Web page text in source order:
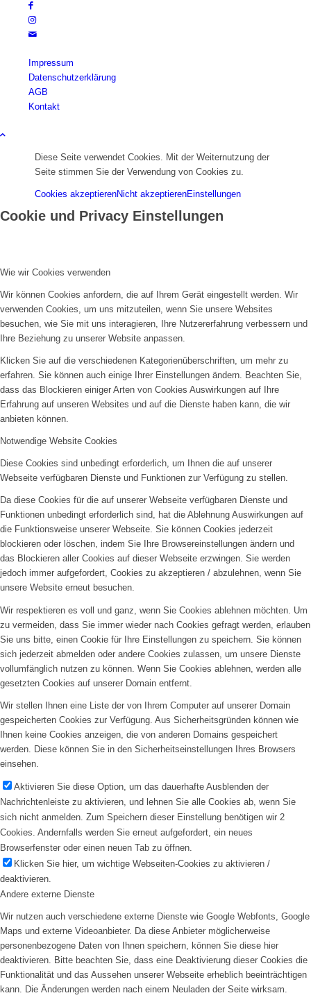
Impressum
Datenschutzerklärung
AGB
Kontakt
Diese Seite verwendet Cookies. Mit der Weiternutzung der
Seite stimmen Sie der Verwendung von Cookies zu.
Cookies akzeptierenNicht akzeptierenEinstellungen
Cookie und Privacy Einstellungen
Wie wir Cookies verwenden
Wir können Cookies anfordern, die auf Ihrem Gerät eingestellt werden. Wir
verwenden Cookies, um uns mitzuteilen, wenn Sie unsere Websites
besuchen, wie Sie mit uns interagieren, Ihre Nutzererfahrung verbessern und
Ihre Beziehung zu unserer Website anpassen.
Klicken Sie auf die verschiedenen Kategorienüberschriften, um mehr zu
erfahren. Sie können auch einige Ihrer Einstellungen ändern. Beachten Sie,
dass das Blockieren einiger Arten von Cookies Auswirkungen auf Ihre
Erfahrung auf unseren Websites und auf die Dienste haben kann, die wir
anbieten können.
Notwendige Website Cookies
Diese Cookies sind unbedingt erforderlich, um Ihnen die auf unserer
Webseite verfügbaren Dienste und Funktionen zur Verfügung zu stellen.
Da diese Cookies für die auf unserer Webseite verfügbaren Dienste und
Funktionen unbedingt erforderlich sind, hat die Ablehnung Auswirkungen auf
die Funktionsweise unserer Webseite. Sie können Cookies jederzeit
blockieren oder löschen, indem Sie Ihre Browsereinstellungen ändern und
das Blockieren aller Cookies auf dieser Webseite erzwingen. Sie werden
jedoch immer aufgefordert, Cookies zu akzeptieren / abzulehnen, wenn Sie
unsere Website erneut besuchen.
Wir respektieren es voll und ganz, wenn Sie Cookies ablehnen möchten. Um
zu vermeiden, dass Sie immer wieder nach Cookies gefragt werden, erlauben
Sie uns bitte, einen Cookie für Ihre Einstellungen zu speichern. Sie können
sich jederzeit abmelden oder andere Cookies zulassen, um unsere Dienste
vollumfänglich nutzen zu können. Wenn Sie Cookies ablehnen, werden alle
gesetzten Cookies auf unserer Domain entfernt.
Wir stellen Ihnen eine Liste der von Ihrem Computer auf unserer Domain
gespeicherten Cookies zur Verfügung. Aus Sicherheitsgründen können wie
Ihnen keine Cookies anzeigen, die von anderen Domains gespeichert
werden. Diese können Sie in den Sicherheitseinstellungen Ihres Browsers
einsehen.
Aktivieren Sie diese Option, um das dauerhafte Ausblenden der
Nachrichtenleiste zu aktivieren, und lehnen Sie alle Cookies ab, wenn Sie
sich nicht anmelden. Zum Speichern dieser Einstellung benötigen wir 2
Cookies. Andernfalls werden Sie erneut aufgefordert, ein neues
Browserfenster oder einen neuen Tab zu öffnen.
Klicken Sie hier, um wichtige Webseiten-Cookies zu aktivieren /
deaktivieren.
Andere externe Dienste
Wir nutzen auch verschiedene externe Dienste wie Google Webfonts, Google
Maps und externe Videoanbieter. Da diese Anbieter möglicherweise
personenbezogene Daten von Ihnen speichern, können Sie diese hier
deaktivieren. Bitte beachten Sie, dass eine Deaktivierung dieser Cookies die
Funktionalität und das Aussehen unserer Webseite erheblich beeinträchtigen
kann. Die Änderungen werden nach einem Neuladen der Seite wirksam.